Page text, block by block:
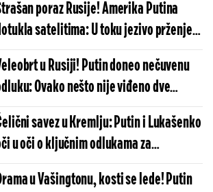
poraz Rusije! Amerika Putina
satelitima: U toku jezivo prženje
države, Kremlju ostala još samo
opcija - i to najgora moguća
u Rusiji! Putin doneo nečuvenu
Ovako nešto nije viđeno dve
savez u Kremlju: Putin i Lukašenko
u oči o ključnim odlukama za
u Vašingtonu, kosti se lede! Putin